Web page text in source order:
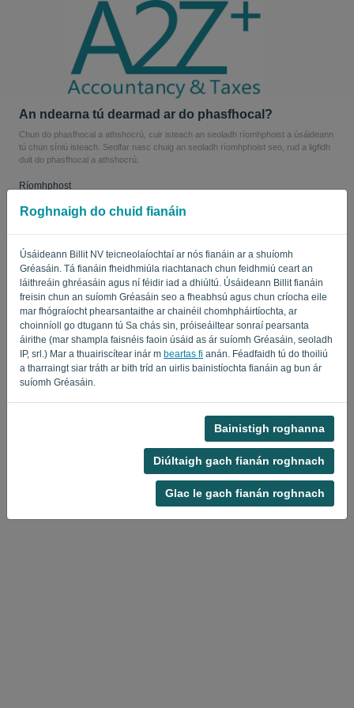
Roghnaigh do chuid fianáin
Úsáideann Billit NV teicneolaíochtaí ar nós fianáin ar a shuíomh
Gréasáin. Tá fianáin fheidhmiúla riachtanach chun feidhmiú ceart an
láithreáin ghréasáin agus ní féidir iad a dhiúltú. Úsáideann Billit fianáin
freisin chun an suíomh Gréasáin seo a fheabhsú agus chun críocha eile
mar fhógraíocht phearsantaithe ar chainéil chomhpháirtíochta, ar
choinníoll go dtugann tú Sa chás sin, próiseáiltear sonraí pearsanta
áirithe (mar shampla faisnéis faoin úsáid as ár suíomh Gréasáin, seoladh
IP, srl.) Mar a thuairiscítear inár m beartas fi anán. Féadfaidh tú do thoiliú
a tharraingt siar tráth ar bith tríd an uirlis bainistíochta fianáin ag bun ár
suíomh Gréasáin.
Bainistigh roghanna
Diúltaigh gach fianán roghnach
Glac le gach fianán roghnach
An ndearna tú dearmad ar do phasfhocal?
Chun do phasfhocal a athshocrú, cuir isteach an seoladh ríomhphoist a úsáideann
tú chun síniú isteach. Seolfar nasc chuig an seoladh ríomhphoist seo, rud a ligfidh
duit do phasfhocal a athshocrú.
Ríomhphost
SEOL NASC
Ar ais go logáil isteach
Privacy Policy -Terms of Service.